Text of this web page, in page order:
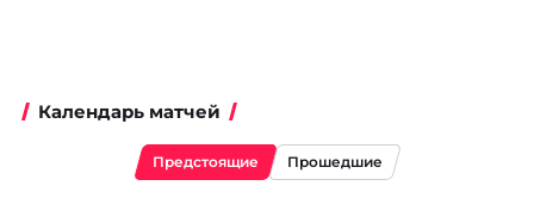
Календарь матчей
Предстоящие Прошедшие